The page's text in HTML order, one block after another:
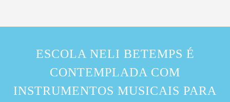
ESCOLA NELI BETEMPS É
CONTEMPLADA COM
INSTRUMENTOS MUSICAIS PARA